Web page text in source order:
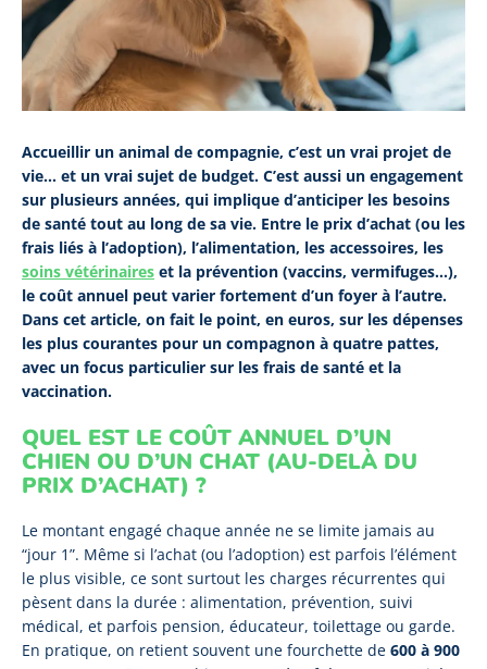
Accueillir un animal de compagnie, c’est un vrai projet de
vie… et un vrai sujet de budget. C’est aussi un engagement
sur plusieurs années, qui implique d’anticiper les besoins
de santé tout au long de sa vie. Entre le prix d’achat (ou les
frais liés à l’adoption), l’alimentation, les accessoires, les
soins vétérinaires et la prévention (vaccins, vermifuges…),
le coût annuel peut varier fortement d’un foyer à l’autre.
Dans cet article, on fait le point, en euros, sur les dépenses
les plus courantes pour un compagnon à quatre pattes,
avec un focus particulier sur les frais de santé et la
vaccination.
QUEL EST LE COÛT ANNUEL D’UN
CHIEN OU D’UN CHAT (AU-DELÀ DU
PRIX D’ACHAT) ?
Le montant engagé chaque année ne se limite jamais au
“jour 1”. Même si l’achat (ou l’adoption) est parfois l’élément
le plus visible, ce sont surtout les charges récurrentes qui
pèsent dans la durée : alimentation, prévention, suivi
médical, et parfois pension, éducateur, toilettage ou garde.
En pratique, on retient souvent une fourchette de 600 à 900